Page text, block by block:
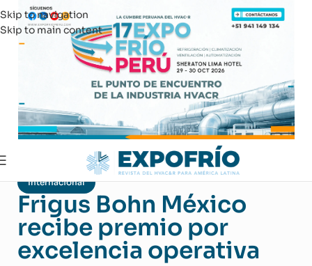
Skip to navigation
Skip to main content
Internacional
Frigus Bohn México
recibe premio por
excelencia operativa